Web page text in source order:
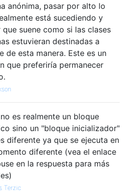
anónima, pasar por alto lo
está sucediendo y
que suene como si las clases
estuvieran destinadas a
de esta manera. Este es un
que preferiría permanecer
es realmente un bloque
sino un "bloque inicializador"
diferente ya que se ejecuta en
diferente (vea el enlace
en la respuesta para más
Terzic